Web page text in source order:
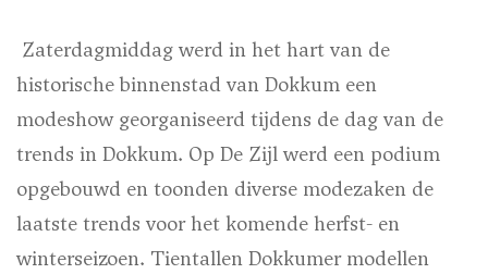
Zaterdagmiddag werd in het hart van de
historische binnenstad van Dokkum een
modeshow georganiseerd tijdens de dag van de
trends in Dokkum. Op De Zijl werd een podium
opgebouwd en toonden diverse modezaken de
laatste trends voor het komende herfst- en
winterseizoen. Tientallen Dokkumer modellen